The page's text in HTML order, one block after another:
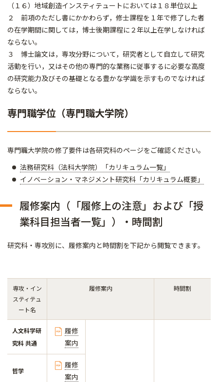
（１６）地域創造インスティテュートにおいては１８単位以上
２ 前項のただし書にかかわらず，修士課程を１年で修了した者
の在学期間に関しては，博士後期課程に２年以上在学しなければ
ならない。
３ 博士論文は，専攻分野について，研究者として自立して研究
活動を行い，又はその他の専門的な業務に従事するに必要な高度
の研究能力及びその基礎となる豊かな学識を示すものでなければ
ならない。
専門職学位（専門職大学院）
専門職大学院の修了要件は各研究科のページをご確認ください。
法務研究科（法科大学院）「カリキュラム一覧」
イノベーション・マネジメント研究科「カリキュラム概要」
履修案内（「履修上の注意」および「授
業科目担当者一覧」）・時間割
研究科・専攻別に、履修案内と時間割を下記から閲覧できます。
専攻・イン
スティテュ
ート名
履修案内 時間割
人文科学研
究科 共通
履修
案内
哲学
履修
案内